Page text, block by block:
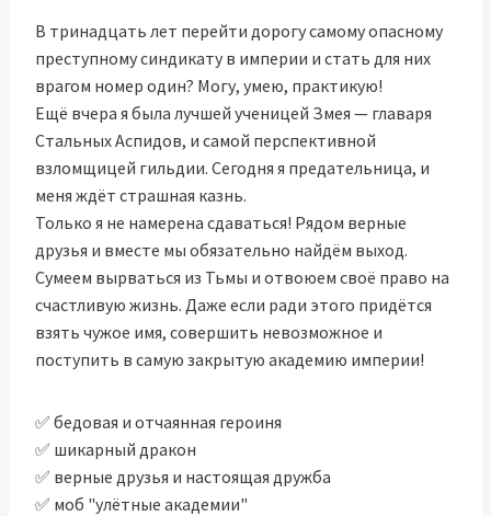
В тринадцать лет перейти дорогу самому опасному
преступному синдикату в империи и стать для них
врагом номер один? Могу, умею, практикую!
Ещё вчера я была лучшей ученицей Змея — главаря
Стальных Аспидов, и самой перспективной
взломщицей гильдии. Сегодня я предательница, и
меня ждёт страшная казнь.
Только я не намерена сдаваться! Рядом верные
друзья и вместе мы обязательно найдём выход.
Сумеем вырваться из Тьмы и отвоюем своё право на
счастливую жизнь. Даже если ради этого придётся
взять чужое имя, совершить невозможное и
поступить в самую закрытую академию империи!
✅ бедовая и отчаянная героиня
✅ шикарный дракон
✅ верные друзья и настоящая дружба
✅ моб "улётные академии"